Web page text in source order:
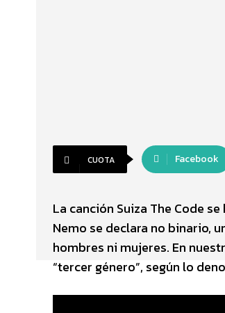
CUOTA Facebook
La canción Suiza The Code
Nemo se declara no binario,
hombres ni mujeres. En
“tercer género”, según lo